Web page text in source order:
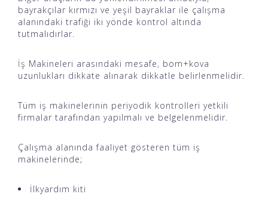
bayrakçılar kırmızı ve yeşil bayraklar ile çalışma
alanındaki trafiği iki yönde kontrol altında
tutmalıdırlar.
İş Makineleri arasındaki mesafe, bom+kova
uzunlukları dikkate alınarak dikkatle belirlenmelidir.
Tüm iş makinelerinin periyodik kontrolleri yetkili
firmalar tarafından yapılmalı ve belgelenmelidir.
Çalışma alanında faaliyet gösteren tüm iş
makinelerinde;
İlkyardım kiti